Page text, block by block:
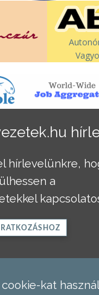
hírlevelünkre,
a
kat